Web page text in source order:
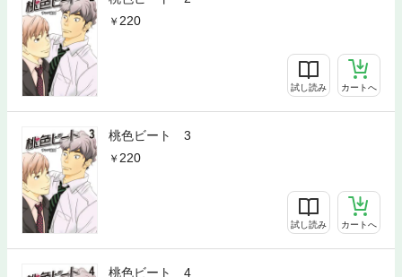
220
試し読み カートへ
桃色ビート 3
220
試し読み カートへ
桃色ビート 4